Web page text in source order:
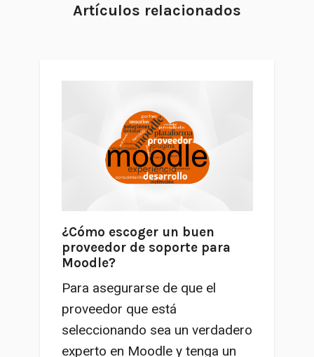
Artículos relacionados
¿Cómo escoger un buen
proveedor de soporte para
Moodle?
Para asegurarse de que el
proveedor que está
seleccionando sea un verdadero
experto en Moodle y tenga un